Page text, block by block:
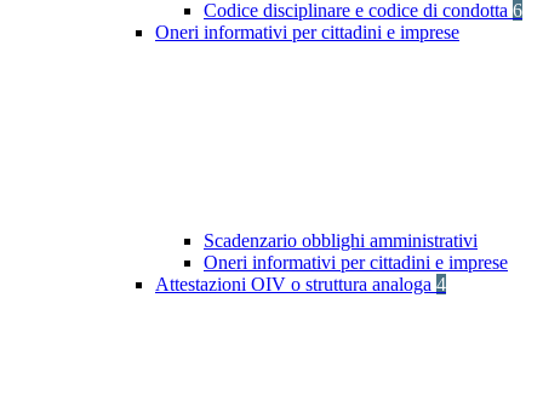
Codice disciplinare e codice di condotta 6
Oneri informativi per cittadini e imprese
Scadenzario obblighi amministrativi
Oneri informativi per cittadini e imprese
Attestazioni OIV o struttura analoga 4